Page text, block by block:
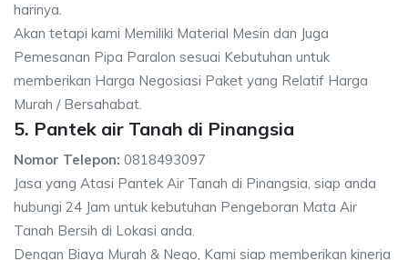
harinya.
Akan tetapi kami Memiliki Material Mesin dan Juga
Pemesanan Pipa Paralon sesuai Kebutuhan untuk
memberikan Harga Negosiasi Paket yang Relatif Harga
Murah / Bersahabat.
5. Pantek air Tanah di Pinangsia
Nomor Telepon: 0818493097
Jasa yang Atasi Pantek Air Tanah di Pinangsia, siap anda
hubungi 24 Jam untuk kebutuhan Pengeboran Mata Air
Tanah Bersih di Lokasi anda.
Dengan Biaya Murah & Nego, Kami siap memberikan kinerja